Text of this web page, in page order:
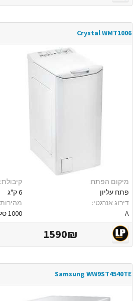
Crystal WMT1006
מיקום הפתח:
פתח עליון
דירוג אנרגטי:
A
קיבולת:
6 ק"ג
1000 סל"ד
1590₪
Samsung WW9ST4540TE